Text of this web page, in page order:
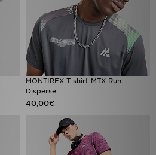
MONTIREX T-shirt MTX Run
Disperse
40,00€